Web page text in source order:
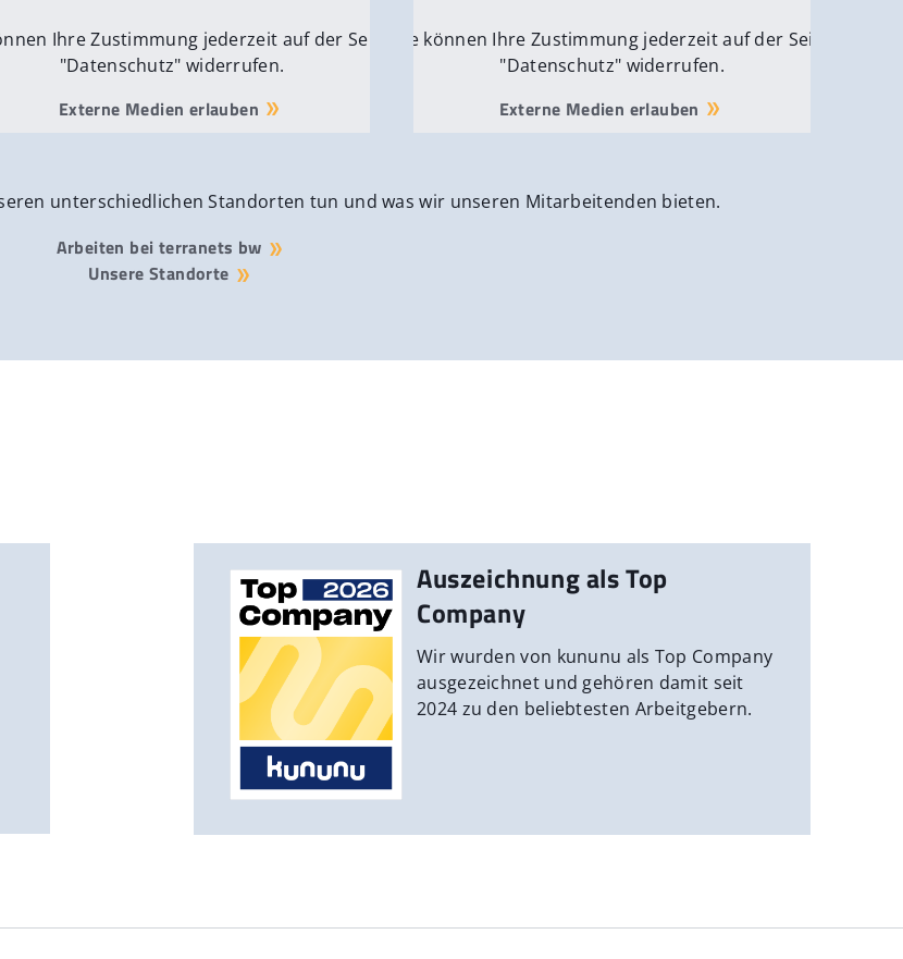
Ihre Zustimmung jederzeit auf der Seite
"Datenschutz" widerrufen.
Externe Medien erlauben
Sie können Ihre Zustimmung jederzeit auf der Seite
"Datenschutz" widerrufen.
Externe Medien erlauben
unterschiedlichen Standorten tun und was wir unseren Mitarbeitenden bieten.
Arbeiten bei terranets bw
Unsere Standorte
Auszeichnung als Top
Company
Wir wurden von kununu als Top Company
ausgezeichnet und gehören damit seit
2024 zu den beliebtesten Arbeitgebern.